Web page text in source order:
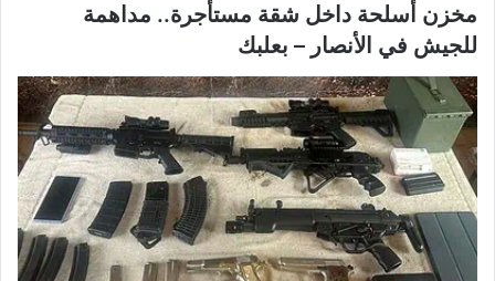
مخزن أسلحة داخل شقة مستأجرة.. مداهمة
للجيش في الأنصار – بعلبك